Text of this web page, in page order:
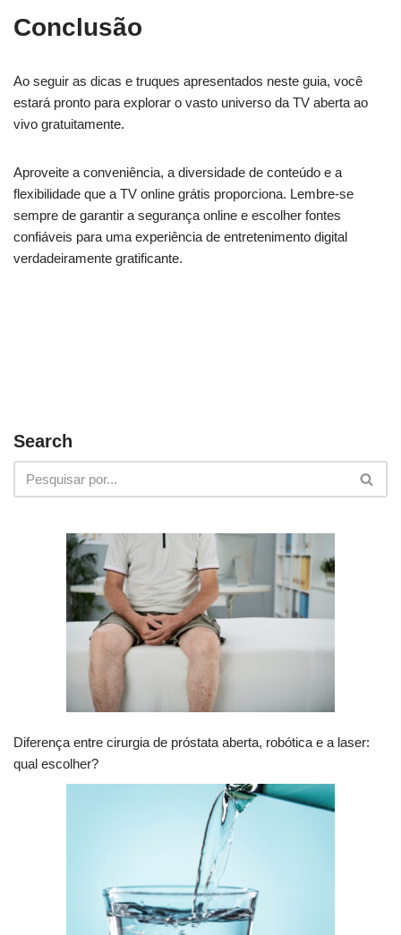
Conclusão
Ao seguir as dicas e truques apresentados neste guia, você
estará pronto para explorar o vasto universo da TV aberta ao
vivo gratuitamente.
Aproveite a conveniência, a diversidade de conteúdo e a
flexibilidade que a TV online grátis proporciona. Lembre-se
sempre de garantir a segurança online e escolher fontes
confiáveis para uma experiência de entretenimento digital
verdadeiramente gratificante.
Search
Diferença entre cirurgia de próstata aberta, robótica e a laser:
qual escolher?